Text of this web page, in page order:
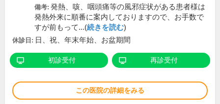
備考: 発熱、咳、咽頭痛等の風邪症状がある患者様は
発熱外来に順番に案内しておりますので、お手数で
すが前もって...(続きを読む)
休診日: 日、祝、年末年始、お盆期間
初診受付 再診受付
この医院の詳細をみる